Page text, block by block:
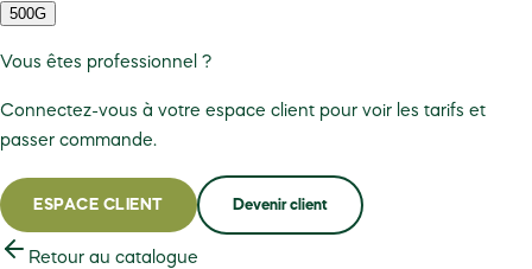
500G
Vous êtes professionnel ?
Connectez-vous à votre espace client pour voir les tarifs et
passer commande.
ESPACE CLIENT Devenir client
Retour au catalogue